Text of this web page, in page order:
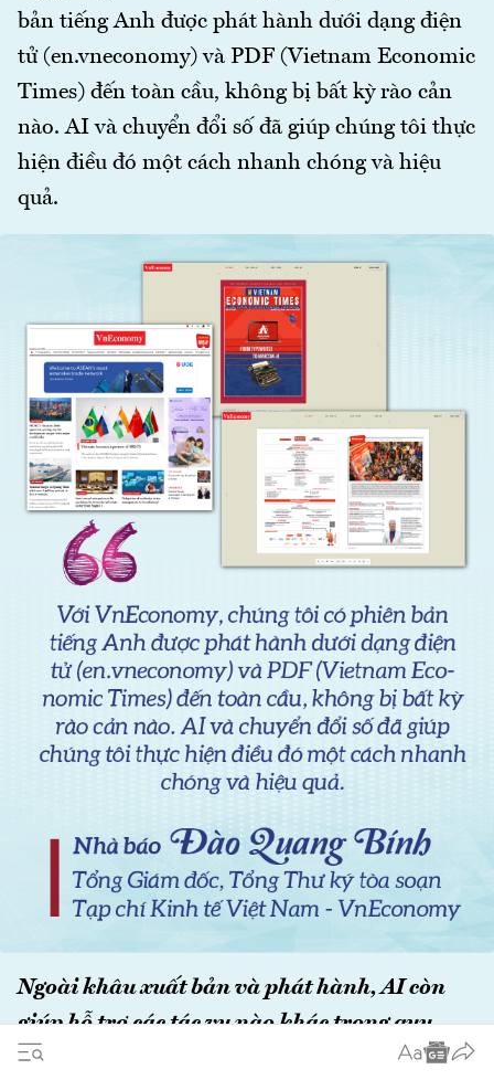
bản tiếng Anh được phát hành dưới dạng điện
tử (en.vneconomy) và PDF (Vietnam Economic
Times) đến toàn cầu, không bị bất kỳ rào cản
nào. AI và chuyển đổi số đã giúp chúng tôi thực
hiện điều đó một cách nhanh chóng và hiệu
quả.
Ngoài khâu xuất bản và phát hành, AI còn
giúp hỗ trợ các tác vụ nào khác trong quy
trình làm báo một cách hiệu quả nhất, thưa